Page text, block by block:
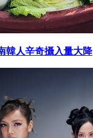
韓人辛奇攝入量大降